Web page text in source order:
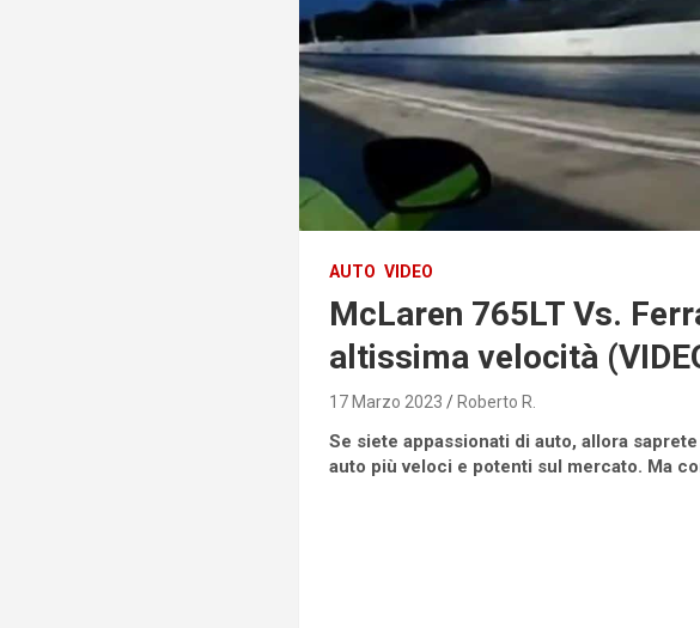
AUTO VIDEO
McLaren 765LT Vs.
altissima velocità
17 Marzo 2023 Roberto R.
Se siete appassionati di auto, allora
auto più veloci e potenti sul mercato. Ma